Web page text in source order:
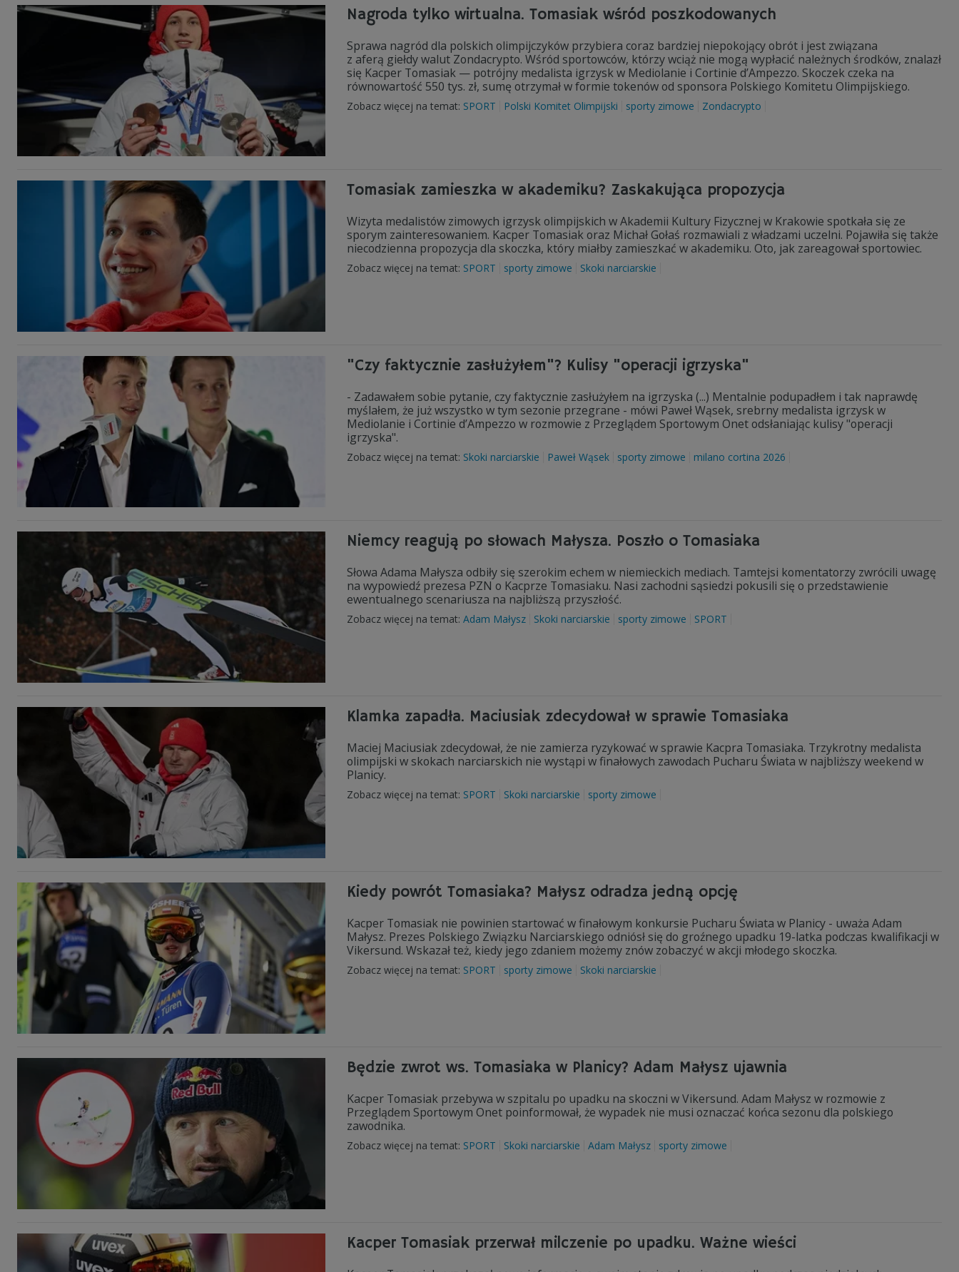
Nagroda tylko wirtualna. Tomasiak wśród poszkodowanych
Sprawa nagród dla polskich olimpijczyków przybiera coraz bardziej niepokojący obrót i jest związana
z aferą giełdy walut Zondacrypto. Wśród sportowców, którzy wciąż nie mogą wypłacić należnych środków, znalazł
się Kacper Tomasiak — potrójny medalista igrzysk w Mediolanie i Cortinie d’Ampezzo. Skoczek czeka na
równowartość 550 tys. zł, sumę otrzymał w formie tokenów od sponsora Polskiego Komitetu Olimpijskiego.
Zobacz więcej na temat: SPORT Polski Komitet Olimpijski sporty zimowe Zondacrypto
Tomasiak zamieszka w akademiku? Zaskakująca propozycja
Wizyta medalistów zimowych igrzysk olimpijskich w Akademii Kultury Fizycznej w Krakowie spotkała się ze
sporym zainteresowaniem. Kacper Tomasiak oraz Michał Gołaś rozmawiali z władzami uczelni. Pojawiła się także
niecodzienna propozycja dla skoczka, który miałby zamieszkać w akademiku. Oto, jak zareagował sportowiec.
Zobacz więcej na temat: SPORT sporty zimowe Skoki narciarskie
"Czy faktycznie zasłużyłem"? Kulisy "operacji igrzyska"
- Zadawałem sobie pytanie, czy faktycznie zasłużyłem na igrzyska (...) Mentalnie podupadłem i tak naprawdę
myślałem, że już wszystko w tym sezonie przegrane - mówi Paweł Wąsek, srebrny medalista igrzysk w
Mediolanie i Cortinie d’Ampezzo w rozmowie z Przeglądem Sportowym Onet odsłaniając kulisy "operacji
igrzyska".
Zobacz więcej na temat: Skoki narciarskie Paweł Wąsek sporty zimowe milano cortina 2026
Niemcy reagują po słowach Małysza. Poszło o Tomasiaka
Słowa Adama Małysza odbiły się szerokim echem w niemieckich mediach. Tamtejsi komentatorzy zwrócili uwagę
na wypowiedź prezesa PZN o Kacprze Tomasiaku. Nasi zachodni sąsiedzi pokusili się o przedstawienie
ewentualnego scenariusza na najbliższą przyszłość.
Zobacz więcej na temat: Adam Małysz Skoki narciarskie sporty zimowe SPORT
Klamka zapadła. Maciusiak zdecydował w sprawie Tomasiaka
Maciej Maciusiak zdecydował, że nie zamierza ryzykować w sprawie Kacpra Tomasiaka. Trzykrotny medalista
olimpijski w skokach narciarskich nie wystąpi w finałowych zawodach Pucharu Świata w najbliższy weekend w
Planicy.
Zobacz więcej na temat: SPORT Skoki narciarskie sporty zimowe
Kiedy powrót Tomasiaka? Małysz odradza jedną opcję
Kacper Tomasiak nie powinien startować w finałowym konkursie Pucharu Świata w Planicy - uważa Adam
Małysz. Prezes Polskiego Związku Narciarskiego odniósł się do groźnego upadku 19-latka podczas kwalifikacji w
Vikersund. Wskazał też, kiedy jego zdaniem możemy znów zobaczyć w akcji młodego skoczka.
Zobacz więcej na temat: SPORT sporty zimowe Skoki narciarskie
Będzie zwrot ws. Tomasiaka w Planicy? Adam Małysz ujawnia
Kacper Tomasiak przebywa w szpitalu po upadku na skoczni w Vikersund. Adam Małysz w rozmowie z
Przeglądem Sportowym Onet poinformował, że wypadek nie musi oznaczać końca sezonu dla polskiego
zawodnika.
Zobacz więcej na temat: SPORT Skoki narciarskie Adam Małysz sporty zimowe
Kacper Tomasiak przerwał milczenie po upadku. Ważne wieści